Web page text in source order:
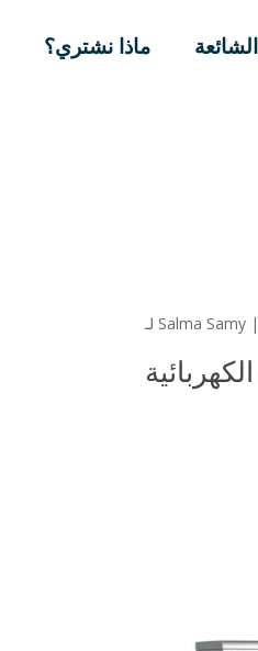
ماذا نشتري؟
Salma Samy